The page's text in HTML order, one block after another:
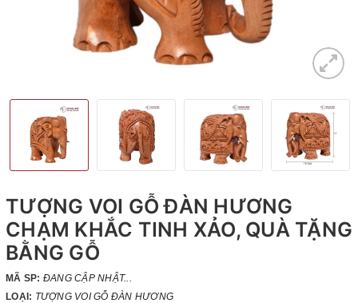
TƯỢNG VOI GỖ ĐÀN HƯƠNG
CHẠM KHẮC TINH XẢO, QUÀ TẶNG
BẰNG GỖ
MÃ SP: ĐANG CẬP NHẬT...
LOẠI: TƯỢNG VOI GỖ ĐÀN HƯƠNG